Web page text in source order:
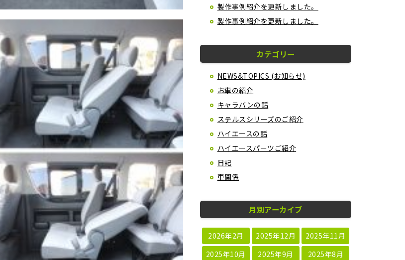
製作事例紹介を更新しました。
製作事例紹介を更新しました。
カテゴリー
NEWS&TOPICS (お知らせ)
お車の紹介
キャラバンの話
ステルスシリーズのご紹介
ハイエースの話
ハイエースパーツご紹介
日記
車関係
月別アーカイブ
2026年2月 2025年12月
2025年11月
2025年10月
2025年9月
2025年8月